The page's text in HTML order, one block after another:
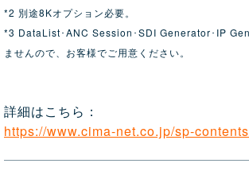
*2 別途8Kオプション必要。
*3 DataList･ANC Session･SDI Generator･IP
ませんので、お客様でご用意ください。
詳細はこちら：
https://www.cima-net.co.jp/sp-